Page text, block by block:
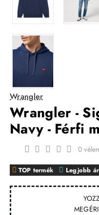
Wrangler
Wrangler -
Navy - Férfi
TOP termék Legjobb ár
0